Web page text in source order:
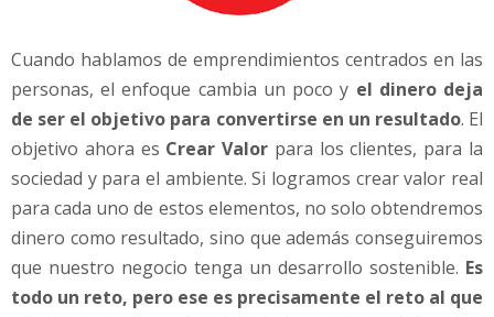
Cuando hablamos de emprendimientos centrados en las
personas, el enfoque cambia un poco y el dinero deja
de ser el objetivo para convertirse en un resultado. El
objetivo ahora es Crear Valor para los clientes, para la
sociedad y para el ambiente. Si logramos crear valor real
para cada uno de estos elementos, no solo obtendremos
dinero como resultado, sino que además conseguiremos
que nuestro negocio tenga un desarrollo sostenible. Es
todo un reto, pero ese es precisamente el reto al que